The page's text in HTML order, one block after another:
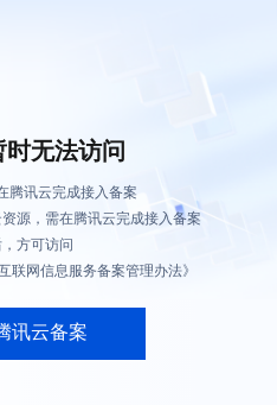
时无法访问
腾讯云完成接入备案
源，需在腾讯云完成接入备案
，方可访问
联网信息服务备案管理办法》
讯云备案